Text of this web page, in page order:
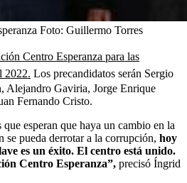
Foto: Guillermo Torres
Centro Esperanza para las
2022. Los precandidatos serán Sergio
Alejandro Gaviria, Jorge Enrique
Fernando Cristo.
esperan que haya un cambio en la
pueda derrotar a la corrupción, hoy
es un éxito. El centro está unido.
Centro Esperanza”, precisó Íngrid